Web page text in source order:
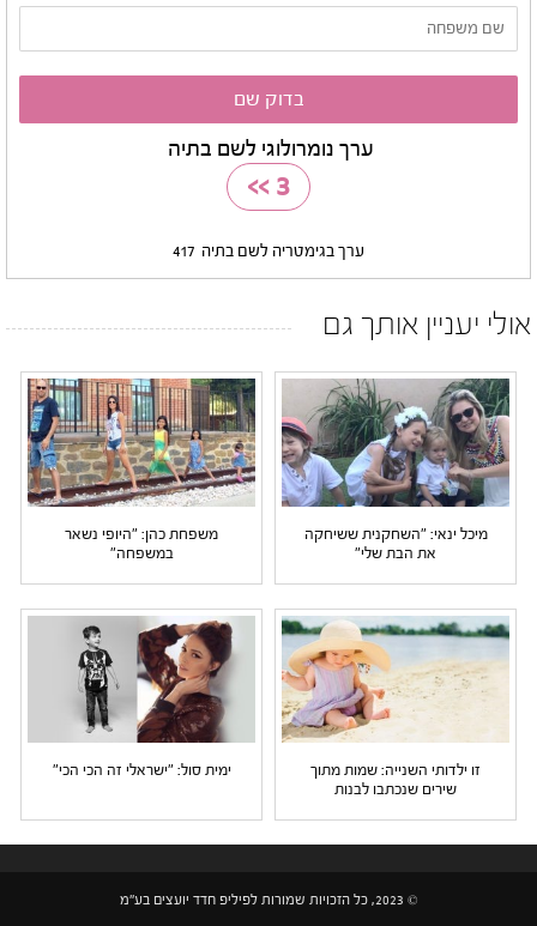
ערך נומרולוגי לשם בתיה
3
>>
ערך בגימטריה לשם בתיה 417
אולי יעניין אותך גם
מיכל ינאי: "השחקנית ששיחקה
את הבת שלי"
משפחת כהן: "היופי נשאר
במשפחה"
זו ילדותי השנייה: שמות מתוך
שירים שנכתבו לבנות
ימית סול: "ישראלי זה הכי הכי"
© 2023, כל הזכויות שמורות לפיליפ חדד יועצים בע"מ